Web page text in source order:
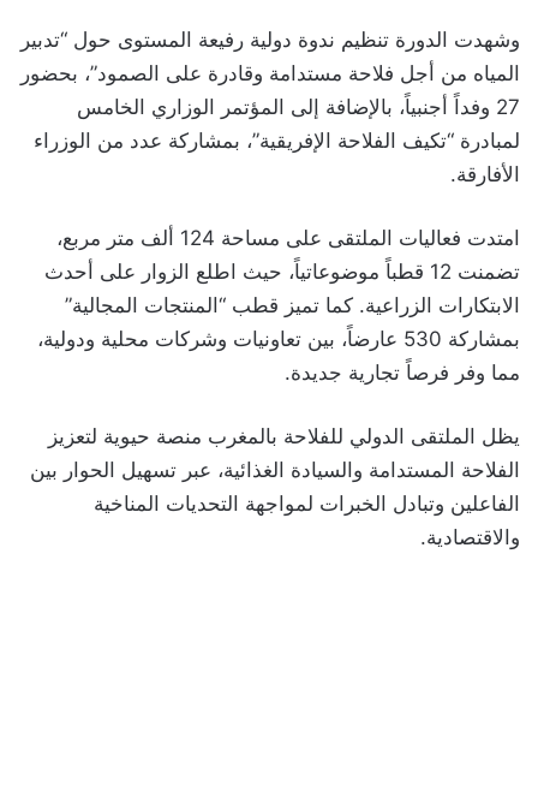
وشهدت الدورة تنظيم ندوة دولية رفيعة المستوى حول “تدبير
المياه من أجل فلاحة مستدامة وقادرة على الصمود”، بحضور
27 وفداً أجنبياً، بالإضافة إلى المؤتمر الوزاري الخامس
لمبادرة “تكيف الفلاحة الإفريقية”، بمشاركة عدد من الوزراء
الأفارقة.
امتدت فعاليات الملتقى على مساحة 124 ألف متر مربع،
تضمنت 12 قطباً موضوعاتياً، حيث اطلع الزوار على أحدث
الابتكارات الزراعية. كما تميز قطب “المنتجات المجالية”
بمشاركة 530 عارضاً، بين تعاونيات وشركات محلية ودولية،
مما وفر فرصاً تجارية جديدة.
يظل الملتقى الدولي للفلاحة بالمغرب منصة حيوية لتعزيز
الفلاحة المستدامة والسيادة الغذائية، عبر تسهيل الحوار بين
الفاعلين وتبادل الخبرات لمواجهة التحديات المناخية
والاقتصادية.